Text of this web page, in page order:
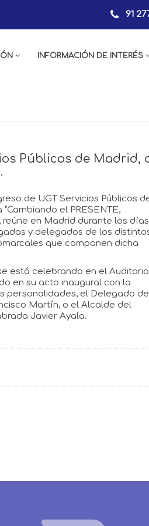
91
INFORMACIÓN DE INTERÉS
Públicos de Madrid,
de UGT Servicios Públicos
el PRESENTE,
reúne en Madrid durante los
y delegados de los
que componen dicha
está celebrando en el
en su acto inaugural con la
personalidades, el Delegado
Martín, o el Alcalde del
Javier Ayala.